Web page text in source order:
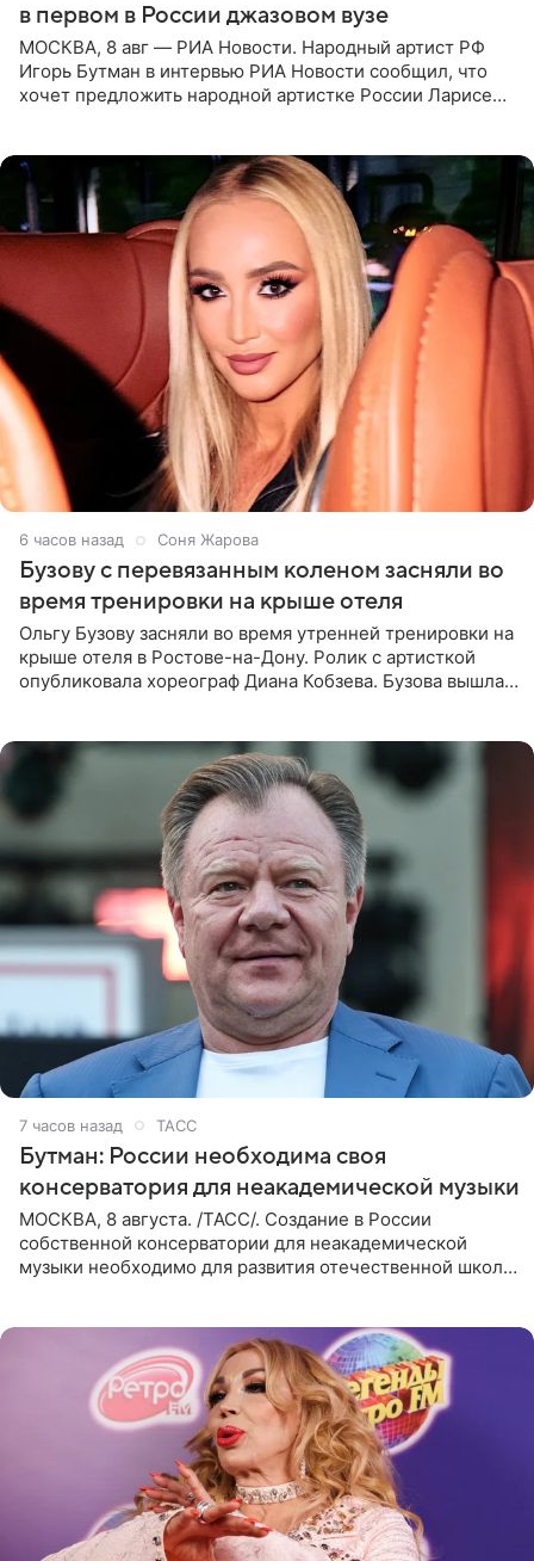
в первом в России джазовом вузе
МОСКВА, 8 авг — РИА Новости. Народный артист РФ
Игорь Бутман в интервью РИА Новости сообщил, что
хочет предложить народной артистке России Ларисе
6 часов назад Соня Жарова
Бузову с перевязанным коленом засняли во
время тренировки на крыше отеля
Ольгу Бузову засняли во время утренней тренировки на
крыше отеля в Ростове-на-Дону. Ролик с артисткой
опубликовала хореограф Диана Кобзева. Бузова вышла
7 часов назад ТАСС
Бутман: России необходима своя
консерватория для неакадемической музыки
МОСКВА, 8 августа. /ТАСС/. Создание в России
собственной консерватории для неакадемической
музыки необходимо для развития отечественной школы